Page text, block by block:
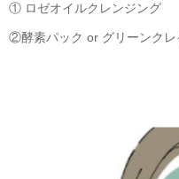
① ロゼオイルクレンジング
②酵素パック or グリーンクレ